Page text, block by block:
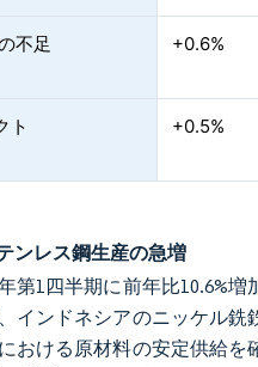
不足 +0.6%
ト +0.5%
ンレス鋼生産の急増
第1四半期に前年比10.6%
インドネシアのニッケル
おける原材料の安定供給